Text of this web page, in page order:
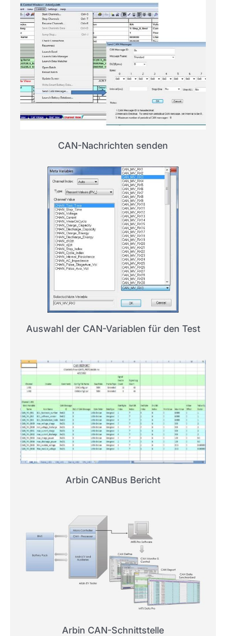
CAN-Nachrichten senden
Auswahl der CAN-Variablen für den Test
Arbin CANBus Bericht
Arbin CAN-Schnittstelle